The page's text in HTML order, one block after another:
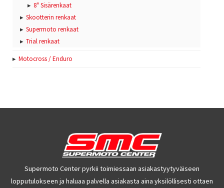
8" Sisärenkaat
Skootterin renkaat
Supermoto renkaat
Trial renkaat
Motocross / Enduro
Supermoto Center pyrkii toimiessaan asiakastyytyväiseen
lopputulokseen ja haluaa palvella asiakasta aina yksilöllisesti ottaen